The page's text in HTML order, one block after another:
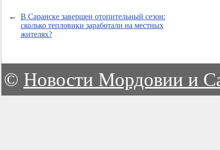
←
В Саранске завершен отопительный сезон:
сколько тепловики заработали на местных
жителях?
© Новости Мордовии и